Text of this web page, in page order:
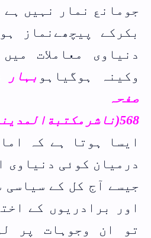
جومانع نمار نہیں ہے
بکرکے پیچھےنماز
دنیاوی معاملات
وکینہ ہوگیاہو
صفحہ
568(ناشرمکتبةالمدینةدھلی)
ایسا ہوتا ہے کہ
درمیان کوئی دنیاوی
جیسے آج کل کے سیاسی
اور برادریوں کے
تو ان وجوہات پر